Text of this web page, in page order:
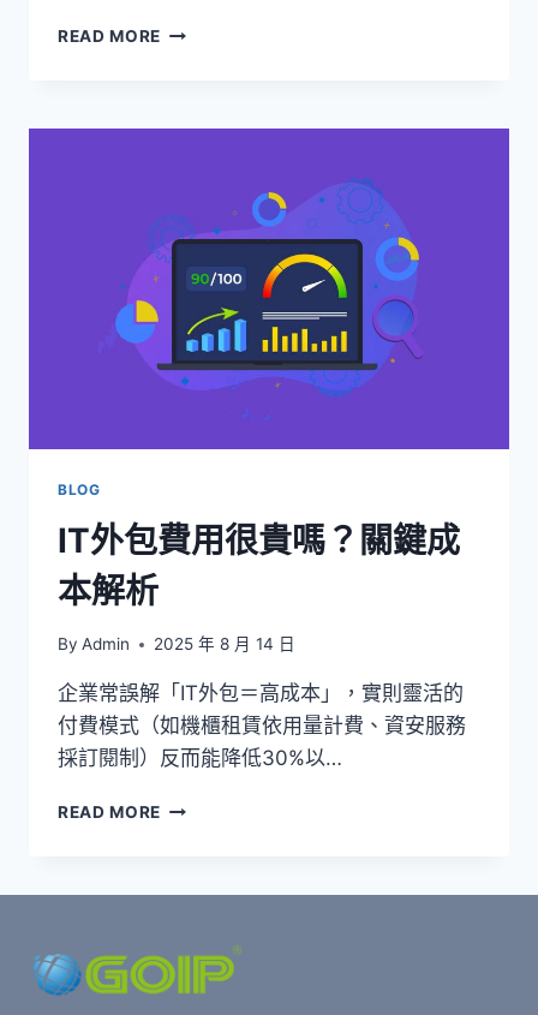
READ MORE SIEM
業
禦
的
樞
｜
案
實
南
BLOG
IT外包費用很貴嗎？關鍵成
本解析
By Admin 2025 年 8 月 14 日
企業常誤解「IT外包＝高成本」，實則靈活的
付費模式（如機櫃租賃依用量計費、資安服務
採訂閱制）反而能降低30%以…
READ MORE IT
貴
嗎？